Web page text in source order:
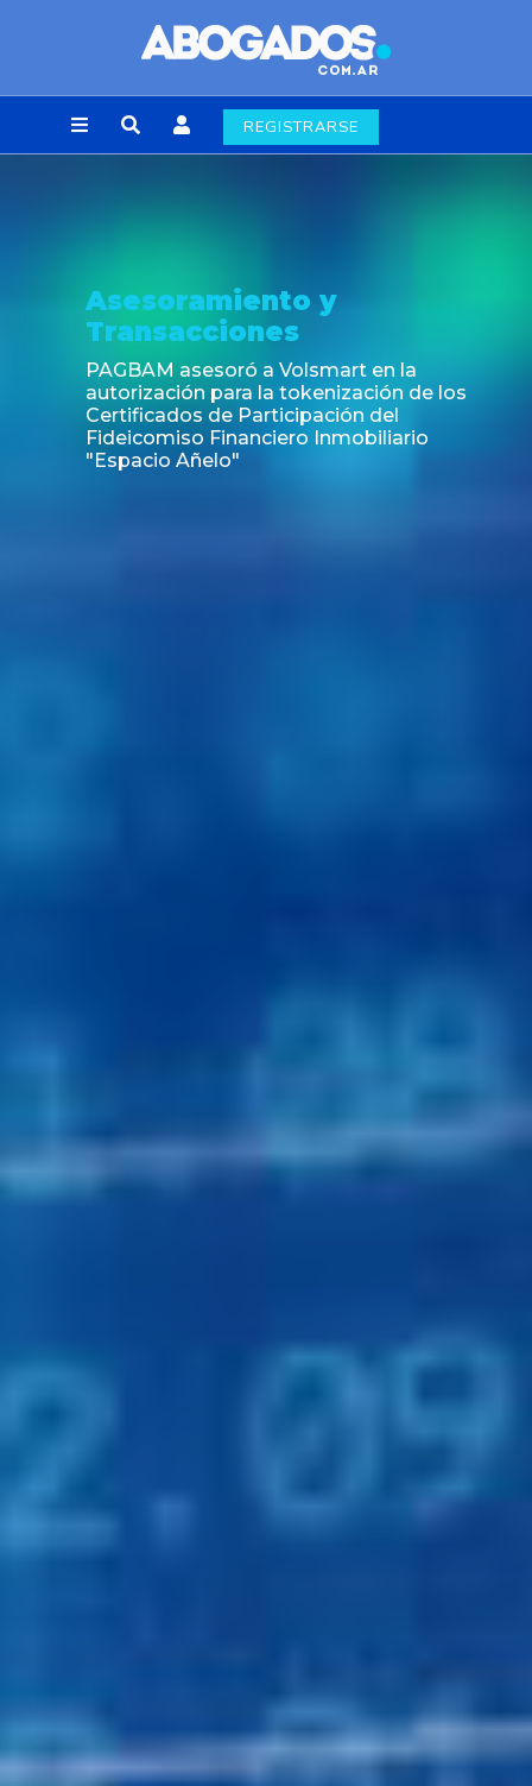
REGISTRARSE
Asesoramiento y
Transacciones
PAGBAM asesoró a Volsmart en la
autorización para la tokenización de los
Certificados de Participación del
Fideicomiso Financiero Inmobiliario
"Espacio Añelo"